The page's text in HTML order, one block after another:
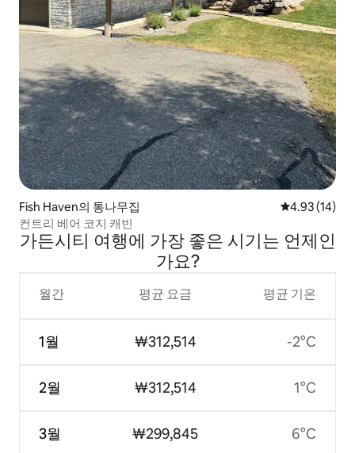
Fish Haven의 통나무집 평점 4.93점
4.93 (14)
컨트리 베어 코지 캐빈
가든시티 여행에 가장 좋은 시기는 언제인
가요?
월간
1월
2월
3월
평균 요금
₩312,514
₩312,514
₩299,845
평균 기온
-2°C
1°C
6°C